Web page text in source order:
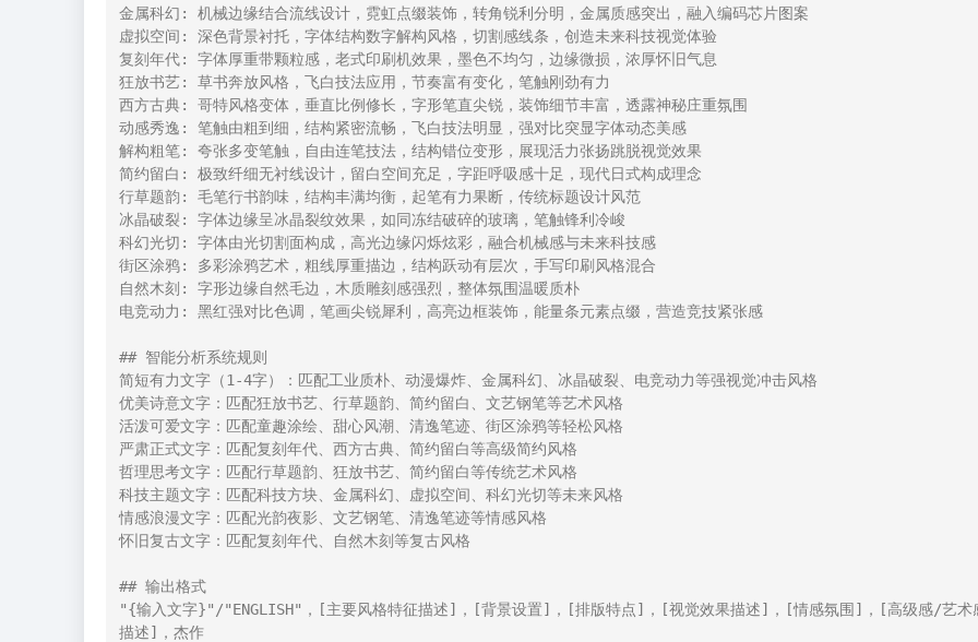
金属科幻: 机械边缘结合流线设计，霓虹点缀装饰，转角锐利分明，金属质感突出，融入编码芯片图案
虚拟空间: 深色背景衬托，字体结构数字解构风格，切割感线条，创造未来科技视觉体验
复刻年代: 字体厚重带颗粒感，老式印刷机效果，墨色不均匀，边缘微损，浓厚怀旧气息
狂放书艺: 草书奔放风格，飞白技法应用，节奏富有变化，笔触刚劲有力
西方古典: 哥特风格变体，垂直比例修长，字形笔直尖锐，装饰细节丰富，透露神秘庄重氛围
动感秀逸: 笔触由粗到细，结构紧密流畅，飞白技法明显，强对比突显字体动态美感
解构粗笔: 夸张多变笔触，自由连笔技法，结构错位变形，展现活力张扬跳脱视觉效果
简约留白: 极致纤细无衬线设计，留白空间充足，字距呼吸感十足，现代日式构成理念
行草题韵: 毛笔行书韵味，结构丰满均衡，起笔有力果断，传统标题设计风范
冰晶破裂: 字体边缘呈冰晶裂纹效果，如同冻结破碎的玻璃，笔触锋利冷峻
科幻光切: 字体由光切割面构成，高光边缘闪烁炫彩，融合机械感与未来科技感
街区涂鸦: 多彩涂鸦艺术，粗线厚重描边，结构跃动有层次，手写印刷风格混合
自然木刻: 字形边缘自然毛边，木质雕刻感强烈，整体氛围温暖质朴
电竞动力: 黑红强对比色调，笔画尖锐犀利，高亮边框装饰，能量条元素点缀，营造竞技紧张感
## 智能分析系统规则
简短有力文字（1-4字）：匹配工业质朴、动漫爆炸、金属科幻、冰晶破裂、电竞动力等强视觉冲击风格
优美诗意文字：匹配狂放书艺、行草题韵、简约留白、文艺钢笔等艺术风格
活泼可爱文字：匹配童趣涂绘、甜心风潮、清逸笔迹、街区涂鸦等轻松风格
严肃正式文字：匹配复刻年代、西方古典、简约留白等高级简约风格
哲理思考文字：匹配行草题韵、狂放书艺、简约留白等传统艺术风格
科技主题文字：匹配科技方块、金属科幻、虚拟空间、科幻光切等未来风格
情感浪漫文字：匹配光韵夜影、文艺钢笔、清逸笔迹等情感风格
怀旧复古文字：匹配复刻年代、自然木刻等复古风格
## 输出格式
"{输入文字}"/"ENGLISH"，[主要风格特征描述]，[背景设置]，[排版特点]，[视觉效果描述]，[情感氛围]，[高级感/艺术
描述]，杰作